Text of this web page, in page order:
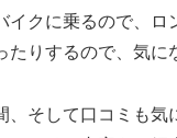
イクに乗るので、ロ
たりするので、気に
、そして口コミも気